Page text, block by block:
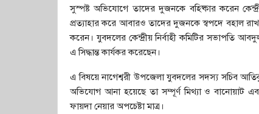
সুস্পষ্ট অভিযোগে তাদের দুজনকে বহিষ্কার করেন
প্রত্যাহার করে আবারও তাদের দুজনকে স্বপদে বহাল
করেন। যুবদলের কেন্দ্রীয় নির্বাহী কমিটির সভাপতি
এ সিদ্ধান্ত কার্যকর করেছেন।
এ বিষয়ে নাগেশ্বরী উপজেলা যুবদলের সদস্য সচিব
অভিযোগ আনা হয়েছে তা সম্পূর্ণ মিথ্যা ও বানোয়াট
ফায়দা নেয়ার অপচেষ্টা মাত্র।